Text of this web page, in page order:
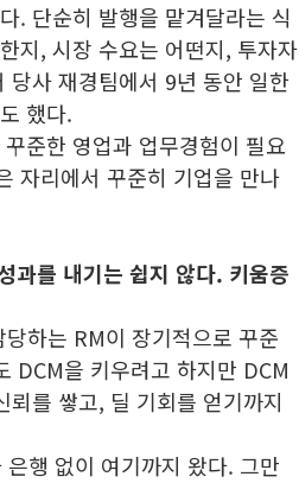
. 단순히 발행을 맡겨달라는 식
지, 시장 수요는 어떤지, 투자자
사 재경팀에서 9년 동안 일한
했다.
준한 영업과 업무경험이 필요
자리에서 꾸준히 기업을 만나
과를 내기는 쉽지 않다. 키움증
하는 RM이 장기적으로 꾸준
DCM을 키우려고 하지만 DCM
를 쌓고, 딜 기회를 얻기까지
행 없이 여기까지 왔다. 그만